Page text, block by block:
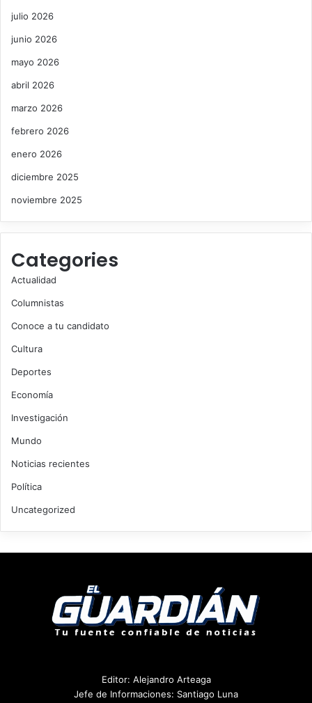
julio 2026
junio 2026
mayo 2026
abril 2026
marzo 2026
febrero 2026
enero 2026
diciembre 2025
noviembre 2025
Categories
Actualidad
Columnistas
Conoce a tu candidato
Cultura
Deportes
Economía
Investigación
Mundo
Noticias recientes
Política
Uncategorized
Editor: Alejandro Arteaga
Jefe de Informaciones: Santiago Luna